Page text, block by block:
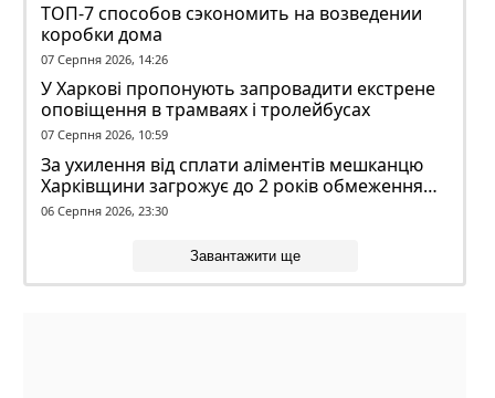
ТОП-7 способов сэкономить на возведении
коробки дома
07 Серпня 2026, 14:26
У Харкові пропонують запровадити екстрене
оповіщення в трамваях і тролейбусах
07 Серпня 2026, 10:59
За ухилення від сплати аліментів мешканцю
Харківщини загрожує до 2 років обмеження
волі
06 Серпня 2026, 23:30
Завантажити ще